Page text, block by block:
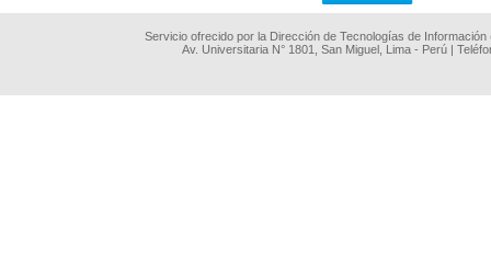
Servicio ofrecido por la Dirección de Tecnologías de
Av. Universitaria N° 1801, San Miguel, Lima - Perú |